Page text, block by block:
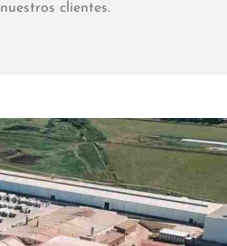
nuestros clientes.